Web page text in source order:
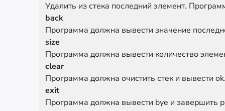
Удалить из стека последний элемент.
back
Программа должна вывести значение
size
Программа должна вывести количество
clear
Программа должна очистить стек и вывести
exit
Программа должна вывести bye и завершить